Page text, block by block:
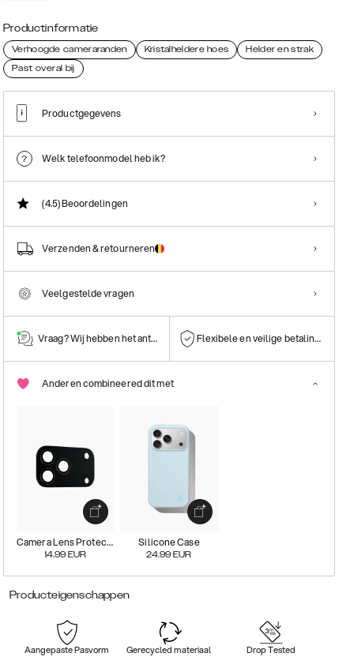
Productinformatie
Verhoogde cameraranden Kristalheldere hoes
Helder en strak
Past overal bij
Productgegevens
Welk telefoonmodel heb ik?
(4.5)Beoordelingen
Verzenden & retourneren
Veelgestelde vragen
Vraag? Wij hebben het antwoord! Flexibele en veilige betalingen
Anderen combineered dit met
Camera Lens Protector
14.99 EUR
Silicone Case
24.99 EUR
Producteigenschappen
Aangepaste Pasvorm Gerecycled materiaal Drop Tested